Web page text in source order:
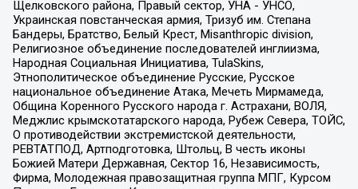
Щелковского района, Правый сектор, УНА - УНСО,
Украинская повстанческая армия, Тризуб им. Степана
Бандеры, Братство, Белый Крест, Misanthropic division,
Религиозное объединение последователей инглиизма,
Народная Социальная Инициатива, TulaSkins,
Этнополитическое объединение Русские, Русское
национальное объединение Атака, Мечеть Мирмамеда,
Община Коренного Русского народа г. Астрахани, ВОЛЯ,
Меджлис крымскотатарского народа, Рубеж Севера, ТОЙС,
О противодействии экстремистской деятельности,
РЕВТАТПОД, Артподготовка, Штольц, В честь иконы
Божией Матери Державная, Сектор 16, Независимость,
Фирма, Молодежная правозащитная группа МПГ, Курсом